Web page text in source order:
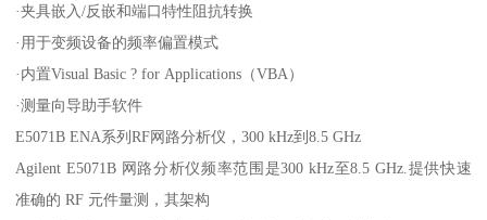
·夹具嵌入/反嵌和端口特性阻抗转换
·用于变频设备的频率偏置模式
·内置Visual Basic ? for Applications（VBA）
·测量向导助手软件
E5071B ENA系列RF网路分析仪，300 kHz到8.5 GHz
Agilent E5071B 网路分析仪频率范围是300 kHz至8.5 GHz.提供快速
准确的 RF 元件量测，其架构